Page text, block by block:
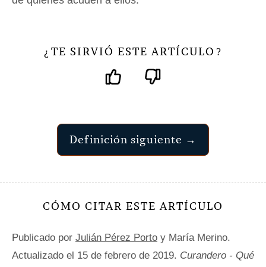
¿ TE SIRVIÓ ESTE ARTÍCULO ?
Definición siguiente →
CÓMO CITAR ESTE ARTÍCULO
Publicado por Julián Pérez Porto y María Merino.
Actualizado el 15 de febrero de 2019. Curandero - Qué